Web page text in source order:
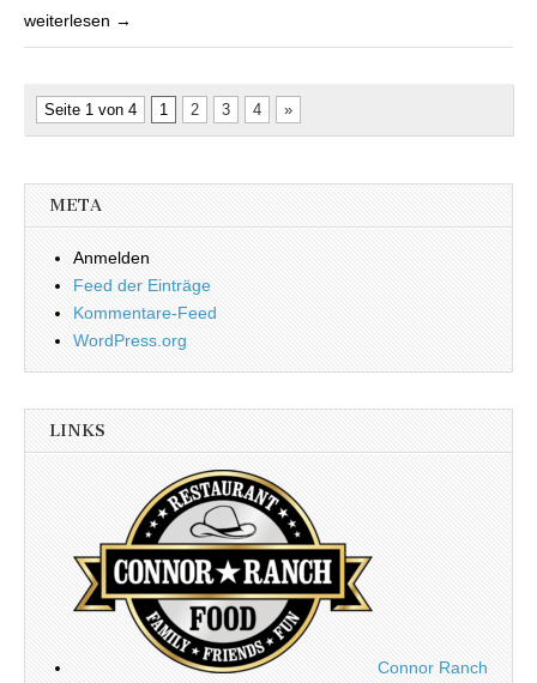
weiterlesen →
Seite 1 von 4 1 2 3 4 »
META
Anmelden
Feed der Einträge
Kommentare-Feed
WordPress.org
LINKS
Connor Ranch